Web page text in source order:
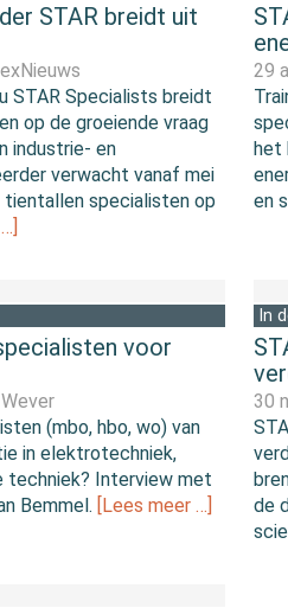
STAR breidt uit
STAR Specialists breidt
op de groeiende vraag
industrie- en
verwacht vanaf mei
specialisten op
29
het
en
voor
(mbo, hbo, wo) van
in elektrotechniek,
techniek? Interview met
Bemmel. [Lees meer …]
In
30
de